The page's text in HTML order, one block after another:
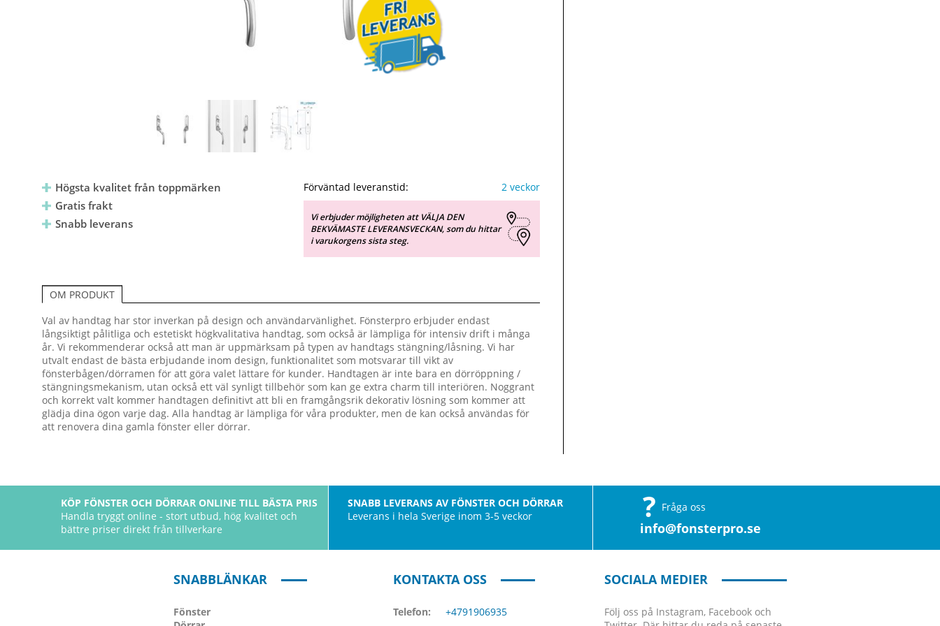
Högsta kvalitet från toppmärken
Gratis frakt
Snabb leverans
Förväntad leveranstid: 2 veckor
Vi erbjuder möjligheten att VÄLJA DEN
BEKVÄMASTE LEVERANSVECKAN, som du hittar
i varukorgens sista steg.
OM PRODUKT
Val av handtag har stor inverkan på design och användarvänlighet. Fönsterpro erbjuder endast
långsiktigt pålitliga och estetiskt högkvalitativa handtag, som också är lämpliga för intensiv drift i många
år. Vi rekommenderar också att man är uppmärksam på typen av handtags stängning/låsning. Vi har
utvalt endast de bästa erbjudande inom design, funktionalitet som motsvarar till vikt av
fönsterbågen/dörramen för att göra valet lättare för kunder. Handtagen är inte bara en dörröppning /
stängningsmekanism, utan också ett väl synligt tillbehör som kan ge extra charm till interiören. Noggrant
och korrekt valt kommer handtagen definitivt att bli en framgångsrik dekorativ lösning som kommer att
glädja dina ögon varje dag. Alla handtag är lämpliga för våra produkter, men de kan också användas för
att renovera dina gamla fönster eller dörrar.
KÖP FÖNSTER OCH DÖRRAR ONLINE TILL BÄSTA PRIS
Handla tryggt online - stort utbud, hög kvalitet och
bättre priser direkt från tillverkare
SNABB LEVERANS AV FÖNSTER OCH DÖRRAR
Leverans i hela Sverige inom 3-5 veckor
Fråga oss
info@fonsterpro.se
SNABBLÄNKAR
Fönster
KONTAKTA OSS
Telefon: +4791906935
SOCIALA MEDIER
Följ oss på Instagram, Facebook och